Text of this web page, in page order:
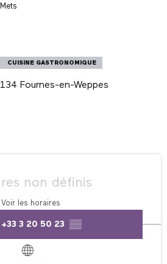
CUISINE GASTRONOMIQUE
Fournes-en-Weppes
favoris
non définis
Voir les horaires
+33 3 20 50 23 ▒▒